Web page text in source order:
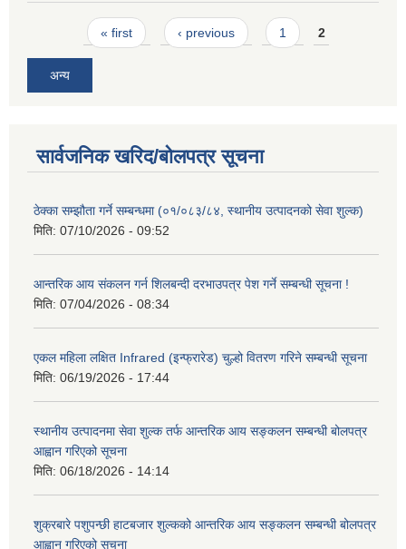
Pages« first ‹ previous 1 2
अन्य
सार्वजनिक खरिद/बोलपत्र सूचना
ठेक्का सम्झौता गर्ने सम्बन्धमा (०१/०८३/८४, स्थानीय उत्पादनको सेवा शुल्क)
मिति: 07/10/2026 - 09:52
आन्तरिक आय संकलन गर्न शिलबन्दी दरभाउपत्र पेश गर्ने सम्बन्धी सूचना !
मिति: 07/04/2026 - 08:34
एकल महिला लक्षित Infrared (इन्फ्रारेड) चुल्हो वितरण गरिने सम्बन्धी सूचना
मिति: 06/19/2026 - 17:44
स्थानीय उत्पादनमा सेवा शुल्क तर्फ आन्तरिक आय सङ्कलन सम्बन्धी बोलपत्र
आह्वान गरिएको सूचना
मिति: 06/18/2026 - 14:14
शुक्रबारे पशुपन्छी हाटबजार शुल्कको आन्तरिक आय सङ्कलन सम्बन्धी बोलपत्र
आह्वान गरिएको सूचना